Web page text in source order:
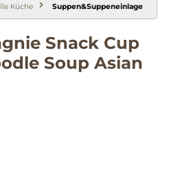
Küche Suppen&Suppeneinlage
Snack Cup
Soup Asian